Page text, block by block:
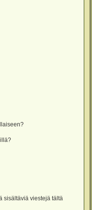
sisältäviä viestejä tältä